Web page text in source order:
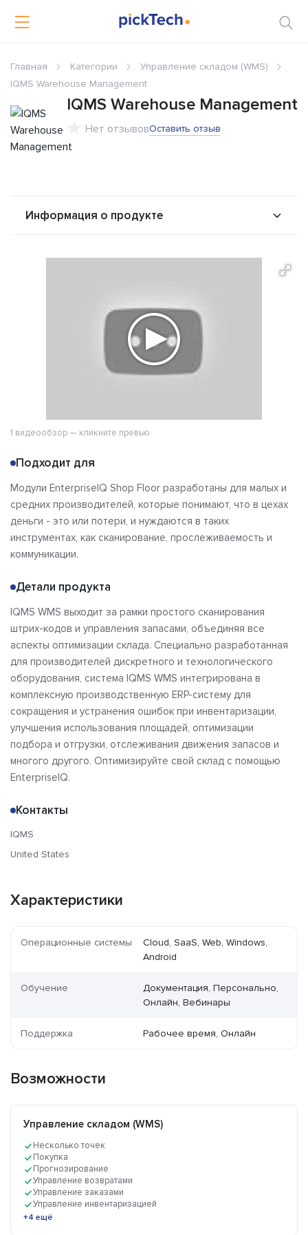
Главная Категории
Управление складом (WMS)
IQMS Warehouse Management
IQMS Warehouse Management
Нет отзывовОставить отзыв
Информация о продукте
1 видеообзор — кликните превью
Подходит для
Модули EnterpriseIQ Shop Floor разработаны для малых и
средних производителей, которые понимают, что в цехах
деньги - это или потери, и нуждаются в таких
инструментах, как сканирование, прослеживаемость и
коммуникации.
Детали продукта
IQMS WMS выходит за рамки простого сканирования
штрих-кодов и управления запасами, объединяя все
аспекты оптимизации склада. Специально разработанная
для производителей дискретного и технологического
оборудования, система IQMS WMS интегрирована в
комплексную производственную ERP-систему для
сокращения и устранения ошибок при инвентаризации,
улучшения использования площадей, оптимизации
подбора и отгрузки, отслеживания движения запасов и
многого другого. Оптимизируйте свой склад с помощью
EnterpriseIQ.
Контакты
IQMS
United States
Характеристики
Операционные системы
Cloud, SaaS, Web, Windows,
Android
Обучение
Документация, Персонально,
Онлайн, Вебинары
Поддержка Рабочее время, Онлайн
Возможности
Управление складом (WMS)
Несколько точек
Покупка
Прогнозирование
Управление возвратами
Управление заказами
Управление инвентаризацией
+4 ещё